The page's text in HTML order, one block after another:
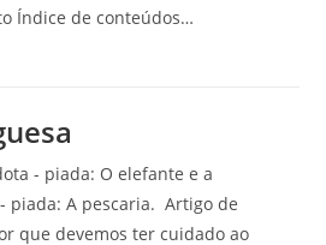
Índice de conteúdos…
- piada: O elefante e a
A pescaria. Artigo de
que devemos ter cuidado ao